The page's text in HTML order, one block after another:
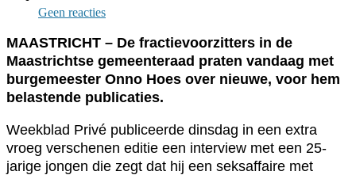
Geen reacties
MAASTRICHT – De fractievoorzitters in de
Maastrichtse gemeenteraad praten vandaag met
burgemeester Onno Hoes over nieuwe, voor hem
belastende publicaties.
Weekblad Privé publiceerde dinsdag in een extra
vroeg verschenen editie een interview met een 25-
jarige jongen die zegt dat hij een seksaffaire met